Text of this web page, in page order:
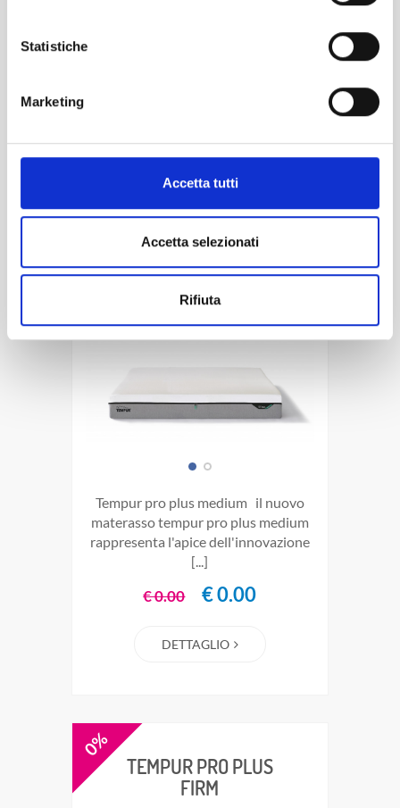
Statistiche
Marketing
Accetta tutti
Accetta selezionati
Rifiuta
DETTAGLIO
TEMPUR PRO PLUS
MEDIUM
tempur pro plus medium il nuovo
materasso tempur pro plus medium
rappresenta l'apice dell'innovazione
[...]
€ 0.00 € 0.00
DETTAGLIO
0%
TEMPUR PRO PLUS
FIRM